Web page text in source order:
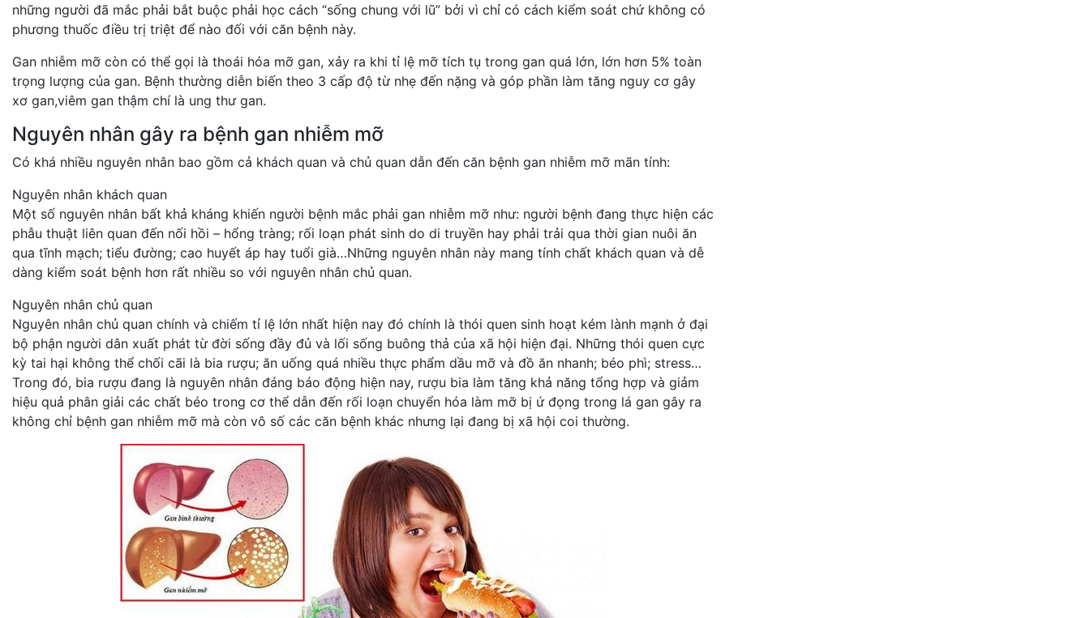
những người đã mắc phải bắt buộc phải học cách “sống chung với lũ” bởi vì chỉ có cách kiểm soát chứ không có
phương thuốc điều trị triệt để nào đối với căn bệnh này.
Gan nhiễm mỡ còn có thể gọi là thoái hóa mỡ gan, xảy ra khi tỉ lệ mỡ tích tụ trong gan quá lớn, lớn hơn 5% toàn
trọng lượng của gan. Bệnh thường diễn biến theo 3 cấp độ từ nhẹ đến nặng và góp phần làm tăng nguy cơ gây
xơ gan,viêm gan thậm chí là ung thư gan.
Nguyên nhân gây ra bệnh gan nhiễm mỡ
Có khá nhiều nguyên nhân bao gồm cả khách quan và chủ quan dẫn đến căn bệnh gan nhiễm mỡ mãn tính:
Nguyên nhân khách quan
Một số nguyên nhân bất khả kháng khiến người bệnh mắc phải gan nhiễm mỡ như: người bệnh đang thực hiện các
phẫu thuật liên quan đến nối hồi – hổng tràng; rối loạn phát sinh do di truyền hay phải trải qua thời gian nuôi ăn
qua tĩnh mạch; tiểu đường; cao huyết áp hay tuổi già…Những nguyên nhân này mang tính chất khách quan và dễ
dàng kiểm soát bệnh hơn rất nhiều so với nguyên nhân chủ quan.
Nguyên nhân chủ quan
Nguyên nhân chủ quan chính và chiếm tỉ lệ lớn nhất hiện nay đó chính là thói quen sinh hoạt kém lành mạnh ở đại
bộ phận người dân xuất phát từ đời sống đầy đủ và lối sống buông thả của xã hội hiện đại. Những thói quen cực
kỳ tai hại không thể chối cãi là bia rượu; ăn uống quá nhiều thực phẩm dầu mỡ và đồ ăn nhanh; béo phì; stress…
Trong đó, bia rượu đang là nguyên nhân đáng báo động hiện nay, rượu bia làm tăng khả năng tổng hợp và giảm
hiệu quả phân giải các chất béo trong cơ thể dẫn đến rối loạn chuyển hóa làm mỡ bị ứ đọng trong lá gan gây ra
không chỉ bệnh gan nhiễm mỡ mà còn vô số các căn bệnh khác nhưng lại đang bị xã hội coi thường.